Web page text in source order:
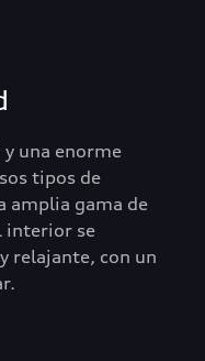
una enorme
tipos de
amplia gama de
interior se
relajante, con un